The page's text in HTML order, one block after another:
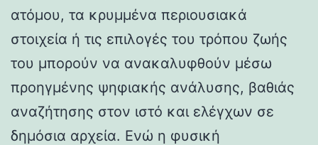
ατόμου, τα κρυμμένα περιουσιακά
στοιχεία ή τις επιλογές του τρόπου ζωής
του μπορούν να ανακαλυφθούν μέσω
προηγμένης ψηφιακής ανάλυσης, βαθιάς
αναζήτησης στον ιστό και ελέγχων σε
δημόσια αρχεία. Ενώ η φυσική